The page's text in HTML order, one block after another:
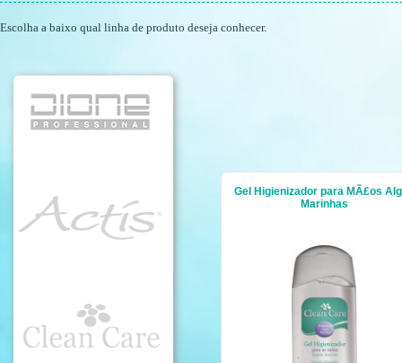
Escolha a baixo qual linha de produto deseja conhecer.
Gel Higienizador para MÃ£os
Marinhas